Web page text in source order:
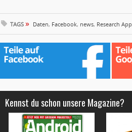
TAGS » Daten, Facebook, news, Research App
Kennst du schon unsere Magazine?